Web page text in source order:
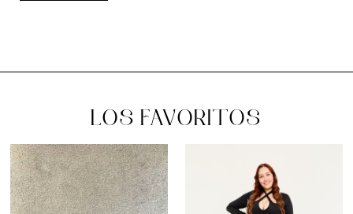
LOS FAVORITOS